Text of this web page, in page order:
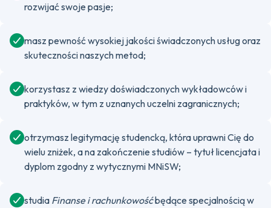
rozwijać swoje pasje;
masz pewność wysokiej jakości świadczonych usług oraz
skuteczności naszych metod;
korzystasz z wiedzy doświadczonych wykładowców i
praktyków, w tym z uznanych uczelni zagranicznych;
otrzymasz legitymację studencką, która uprawni Cię do
wielu zniżek, a na zakończenie studiów – tytuł licencjata i
dyplom zgodny z wytycznymi MNiSW;
studia Finanse i rachunkowośćbędące specjalnością w